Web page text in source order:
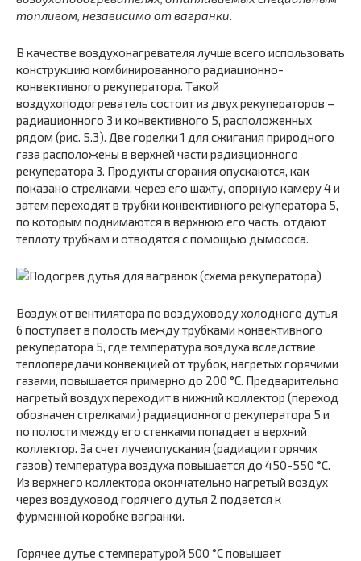
топливом, независимо от вагранки.
В качестве воздухонагревателя лучше всего использовать
конструкцию комбинированного радиационно-
конвективного рекуператора. Такой
воздухоподогреватель состоит из двух рекуператоров –
радиационного 3 и конвективного 5, расположенных
рядом (рис. 5.3). Две горелки 1 для сжигания природного
газа расположены в верхней части радиационного
рекуператора 3. Продукты сгорания опускаются, как
показано стрелками, через его шахту, опорную камеру 4 и
затем переходят в трубки конвективного рекуператора 5,
по которым поднимаются в верхнюю его часть, отдают
теплоту трубкам и отводятся с помощью дымососа.
Воздух от вентилятора по воздуховоду холодного дутья
6 поступает в полость между трубками конвективного
рекуператора 5, где температура воздуха вследствие
теплопередачи конвекцией от трубок, нагретых горячими
газами, повышается примерно до 200 °С. Предварительно
нагретый воздух переходит в нижний коллектор (переход
обозначен стрелками) радиационного рекуператора 5 и
по полости между его стенками попадает в верхний
коллектор. За счет лучеиспускания (радиации горячих
газов) температура воздуха повышается до 450-550 °С.
Из верхнего коллектора окончательно нагретый воздух
через воздуховод горячего дутья 2 подается к
фурменной коробке вагранки.
Горячее дутье с температурой 500 °С повышает